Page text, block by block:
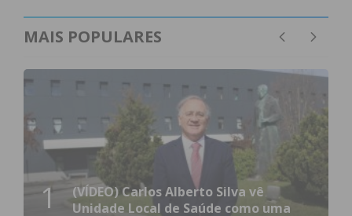
MAIS POPULARES
1
(VÍDEO) Carlos Alberto Silva vê
Unidade Local de Saúde como uma